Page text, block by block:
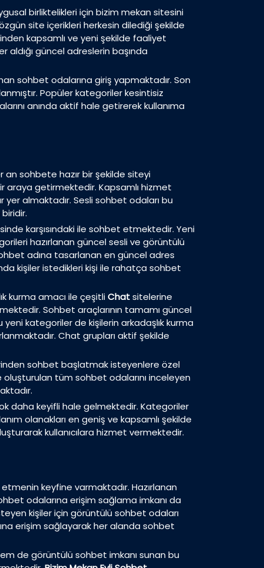
birliktelikleri için bizim mekan sitesini
site içerikleri herkesin dilediği şekilde
kapsamlı ve yeni şekilde faaliyet
aldığı güncel adreslerin başında
sohbet odalarına giriş yapmaktadır. Son
Popüler kategoriler kesintisiz
anında aktif hale getirerek kullanıma
an sohbete hazır bir şekilde siteyi
araya getirmektedir. Kapsamlı hizmet
almaktadır. Sesli sohbet odaları bu
karşısındaki ile sohbet etmektedir. Yeni
hazırlanan güncel sesli ve görüntülü
adına tasarlanan en güncel adres
kişiler istedikleri kişi ile rahatça sohbet
kurma amacı ile çeşitliChatsitelerine
Sohbet araçlarının tamamı güncel
kategoriler de kişilerin arkadaşlık kurma
Chat grupları aktif şekilde
sohbet başlatmak isteyenlere özel
tüm sohbet odalarını inceleyen
daha keyifli hale gelmektedir. Kategoriler
olanakları en geniş ve kapsamlı şekilde
kullanıcılara hizmet vermektedir.
keyfine varmaktadır. Hazırlanan
odalarına erişim sağlama imkanı da
kişiler için görüntülü sohbet odaları
erişim sağlayarak her alanda sohbet
de görüntülü sohbet imkanı sunan bu